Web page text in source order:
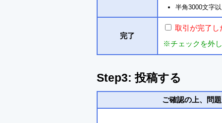
半角3000文字
完了
取引が完了し
※チェックを外
Step3: 投稿する
ご確認の上、問